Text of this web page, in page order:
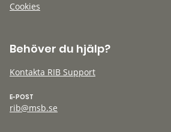
Cookies
Behöver du hjälp?
Kontakta RIB Support
E-POST
rib@msb.se